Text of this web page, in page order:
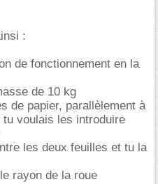
:
de fonctionnement en la
de 10 kg
de papier, parallèlement à
voulais les introduire
les deux feuilles et tu la
rayon de la roue